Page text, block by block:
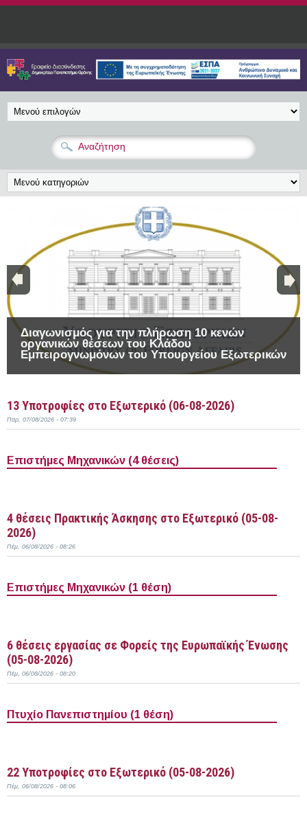
Παράκαμψη προς το κυρίως περιεχόμενο
Διαγωνισμός για την πλήρωση 10 κενών
οργανικών θέσεων του Κλάδου
Εμπειρογνωμόνων του Υπουργείου Εξωτερικών
13 Υποτροφίες στο Εξωτερικό (06-08-2026)
Παρ, 07/08/2026 - 07:39
Επιστήμες Μηχανικών (4 θέσεις)
4 θέσεις Πρακτικής Άσκησης στο Εξωτερικό (05-08-
2026)
Πέμ, 06/08/2026 - 08:26
Επιστήμες Μηχανικών (1 θέση)
6 θέσεις εργασίας σε Φορείς της Ευρωπαϊκής Ένωσης
(05-08-2026)
Πέμ, 06/08/2026 - 08:20
Πτυχίο Πανεπιστημίου (1 θέση)
22 Υποτροφίες στο Εξωτερικό (05-08-2026)
Πέμ, 06/08/2026 - 08:06